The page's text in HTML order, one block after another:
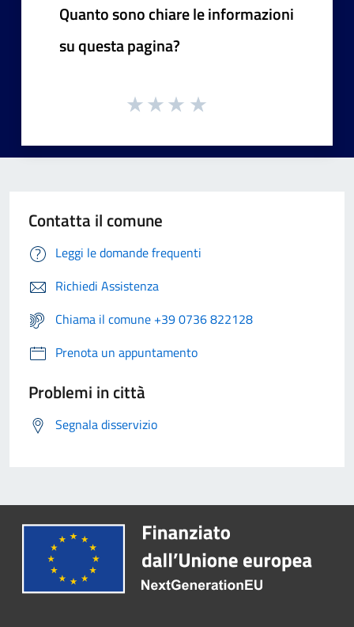
Quanto sono chiare le informazioni
su questa pagina?
Contatta il comune
Leggi le domande frequenti
Richiedi Assistenza
Chiama il comune +39 0736 822128
Prenota un appuntamento
Problemi in città
Segnala disservizio